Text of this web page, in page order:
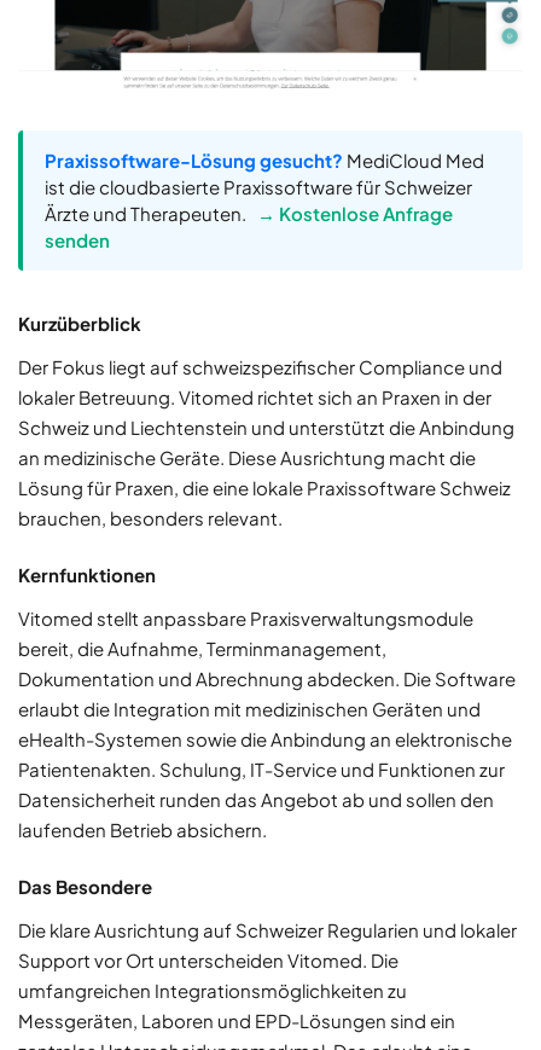
Praxissoftware-Lösung gesucht? MediCloud Med
ist die cloudbasierte Praxissoftware für Schweizer
Ärzte und Therapeuten.
→ Kostenlose Anfrage
senden
Kurzüberblick
Der Fokus liegt auf schweizspezifischer Compliance und
lokaler Betreuung. Vitomed richtet sich an Praxen in der
Schweiz und Liechtenstein und unterstützt die Anbindung
an medizinische Geräte. Diese Ausrichtung macht die
Lösung für Praxen, die eine lokale Praxissoftware Schweiz
brauchen, besonders relevant.
Kernfunktionen
Vitomed stellt anpassbare Praxisverwaltungsmodule
bereit, die Aufnahme, Terminmanagement,
Dokumentation und Abrechnung abdecken. Die Software
erlaubt die Integration mit medizinischen Geräten und
eHealth-Systemen sowie die Anbindung an elektronische
Patientenakten. Schulung, IT-Service und Funktionen zur
Daten­sicherheit runden das Angebot ab und sollen den
laufenden Betrieb absichern.
Das Besondere
Die klare Ausrichtung auf Schweizer Regularien und lokaler
Support vor Ort unterscheiden Vitomed. Die
umfangreichen Integrationsmöglichkeiten zu
Messgeräten, Laboren und EPD-Lösungen sind ein